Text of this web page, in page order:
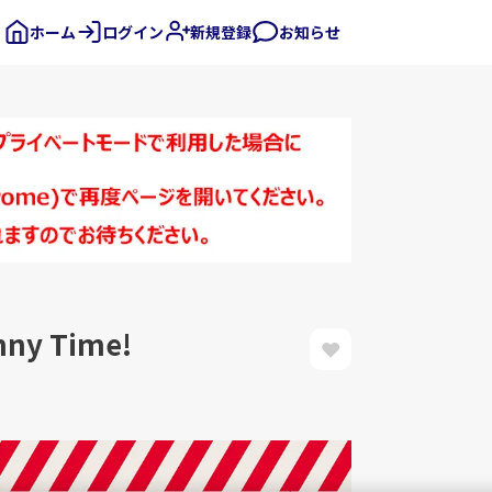
ホーム ログイン 新規登録 お知らせ
Time!